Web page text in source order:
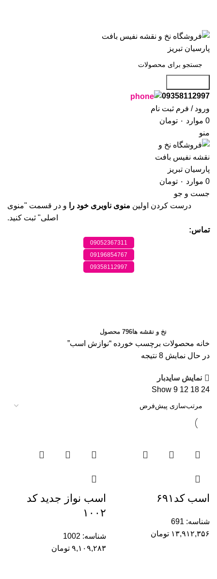
09358112997
ورود / فرم ثبت نام
0 موارد ۰ تومان
منو
0 موارد ۰ تومان
جست و جو
درست کردن اولین منوی ناوبری خود را و در قسمت "منوی
اصلی" ثبت کنید.
تماس:
09052367311
09196854767
09358112997
نخ و نقشه ها796 محصول
خانه محصولات برچسب خورده “نوازش اسب”
در حال نمایش 8 نتیجه
نمایش سایدبار
Show 9 12 18 24
اسب ‌کد۶۹۱
شناسه: 691
۱۳,۹۱۲,۳۵۶ تومان
اسب نواز جدید کد
۱۰۰۲
شناسه: 1002
۹,۱۰۹,۲۸۳ تومان